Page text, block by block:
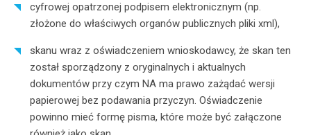
cyfrowej opatrzonej podpisem elektronicznym (np.
złożone do właściwych organów publicznych pliki xml),
skanu wraz z oświadczeniem wnioskodawcy, że skan ten
został sporządzony z oryginalnych i aktualnych
dokumentów przy czym NA ma prawo zażądać wersji
papierowej bez podawania przyczyn. Oświadczenie
powinno mieć formę pisma, które może być załączone